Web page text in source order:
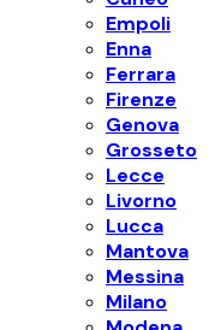
Empoli
Enna
Ferrara
Firenze
Genova
Grosseto
Lecce
Livorno
Lucca
Mantova
Messina
Milano